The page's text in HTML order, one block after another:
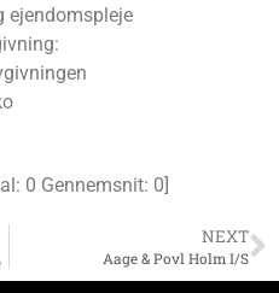
ejendomspleje
0 Gennemsnit: 0
revisorer
NEXT
Aage & Povl Holm I/S